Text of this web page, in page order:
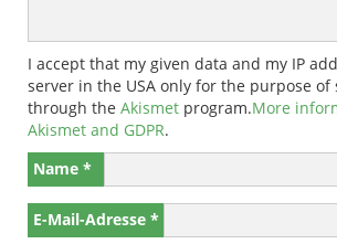
I accept that my given data and my IP
server in the USA only for the purpose
through the Akismet program.More
Akismet and GDPR.
Name *
E-Mail-Adresse *